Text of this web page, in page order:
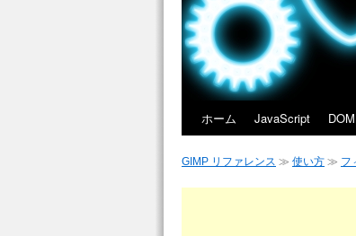
ホーム JavaScript DOM
GIMP リファレンス ≫ 使い方 ≫ フ